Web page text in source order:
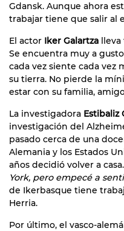
Gdansk. Aunque ahora
trabajar tiene que salir al
El actor Iker Galartza lleva
Se encuentra muy a
cada vez siente cada vez
su tierra. No pierde la
estar con su familia,
La investigadora Estibaliz
investigación del
pasado cerca de una
Alemania y los Estados
años decidió volver a casa.
York, pero empecé a
de Ikerbasque tiene
Herria.
Por último, el vasco-